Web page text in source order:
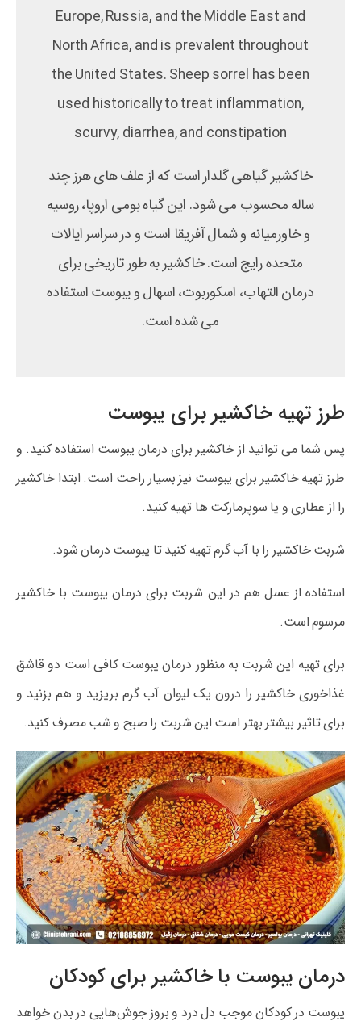
Europe, Russia, and the Middle East and
North Africa, and is prevalent throughout
the United States. Sheep sorrel has been
used historically to treat inflammation,
scurvy, diarrhea, and constipation
خاکشیر گیاهی گلدار است که از علف های هرز چند
ساله محسوب می شود. این گیاه بومی اروپا، روسیه
و خاورمیانه و شمال آفریقا است و در سراسر ایالات
متحده رایج است. خاکشیر به طور تاریخی برای
درمان التهاب، اسکوربوت، اسهال و یبوست استفاده
می شده است.
طرز تهیه خاکشیر برای یبوست
پس شما می‌ توانید از خاکشیر برای درمان یبوست استفاده کنید. و
طرز تهیه خاکشیر برای یبوست نیز بسیار راحت است. ابتدا خاکشیر
را از عطاری و یا سوپرمارکت ها تهیه کنید.
شربت خاکشیر را با آب گرم تهیه کنید تا یبوست درمان شود.
استفاده از عسل هم در این شربت برای درمان یبوست با خاکشیر
مرسوم است.
برای تهیه این شربت به منظور درمان یبوست کافی است دو قاشق
غذاخوری خاکشیر را درون یک لیوان آب گرم بریزید و هم بزنید و
برای تاثیر بیشتر بهتر است این شربت را صبح و شب مصرف کنید.
درمان یبوست با خاکشیر برای کودکان
یبوست در کودکان موجب دل درد و بروز جوش‌هایی در بدن خواهد